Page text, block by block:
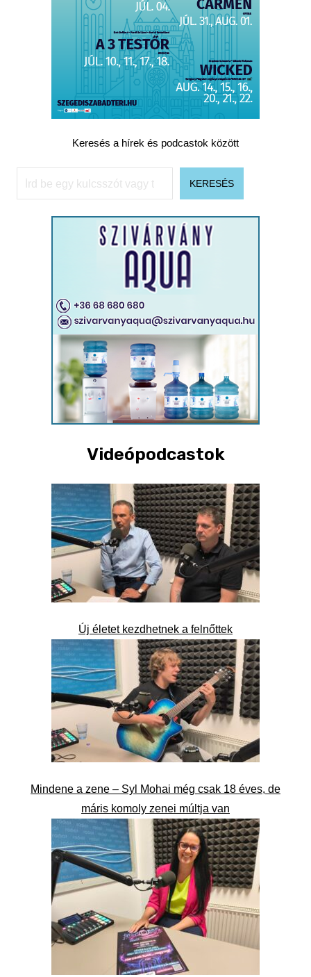
Keresés a hírek és podcastok között
Keresés
KERESÉS
Videópodcastok
Új életet kezdhetnek a felnőttek
Mindene a zene – Syl Mohai még csak 18 éves, de
máris komoly zenei múltja van